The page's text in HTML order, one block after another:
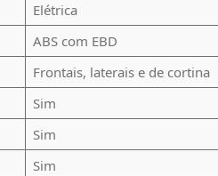
Elétrica
ABS com EBD
Frontais, laterais e de cortina
Sim
Sim
Sim